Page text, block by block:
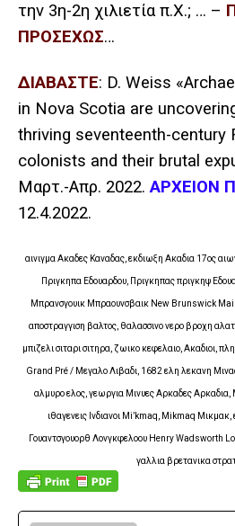
την 3η-2η χιλιετία π.Χ.; … –
ΠΡΟΣΕΧΩΣ…
ΔΙΑΒΑΣΤΕ: D. Weiss
in Nova Scotia are
thriving seventeenth-century
colonists and their brutal
Μαρτ.-Απρ. 2022.ΑΡΧΕΙΟΝ
12.4.2022.
αινιγμα Ακαδες Καναδας, εκδιωξη Ακαδια 17ος
Πριγκηπα Εδουαρδου, Πριγκηπας πριγκηψ
Μπρανσγουικ Μπραουνσβαικ New Brunswick
αποστραγγιση βαλτος, θαλασσινο νερο βροχη
μπιζελι σιταρι σιτηρα, ζωικο κεφελαιο, Ακαδιοι,
Grand Pré / Μεγαλο Λιβαδι, 1682 ελη λεκανη
αλμυρο ελος, γεωργια Μινυες Αρκαδες Αρκαδια,
ιθαγενεις Ινδιανοι Mi’kmaq, Mikmaq
Γουαντσγουορθ Λονγκφελοου Henry Wadsworth
γαλλια βρετανικα